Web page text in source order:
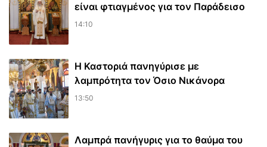
είναι φτιαγμένος για τον Παράδεισο
14:10
Η Καστοριά πανηγύρισε με
λαμπρότητα τον Όσιο Νικάνορα
13:50
Λαμπρά πανήγυρις για το θαύμα του